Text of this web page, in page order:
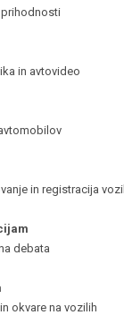
in avtovideo
in registracija vozil
debata
okvare na vozilih